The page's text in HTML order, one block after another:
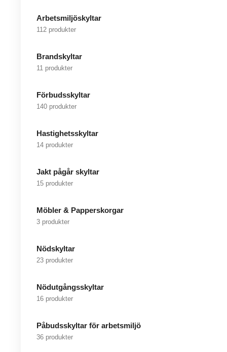
Arbetsmiljöskyltar
112 produkter
Brandskyltar
11 produkter
Förbudsskyltar
140 produkter
Hastighetsskyltar
14 produkter
Jakt pågår skyltar
15 produkter
Möbler & Papperskorgar
3 produkter
Nödskyltar
23 produkter
Nödutgångsskyltar
16 produkter
Påbudsskyltar för arbetsmiljö
36 produkter